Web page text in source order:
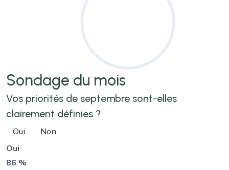
Sondage du mois
Vos priorités de septembre sont-elles
clairement définies ?
Oui
Non
Oui
86 %